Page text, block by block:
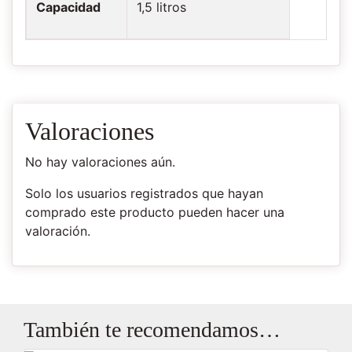
Capacidad 1,5 litros
Valoraciones
No hay valoraciones aún.
Solo los usuarios registrados que hayan
comprado este producto pueden hacer una
valoración.
También te recomendamos…